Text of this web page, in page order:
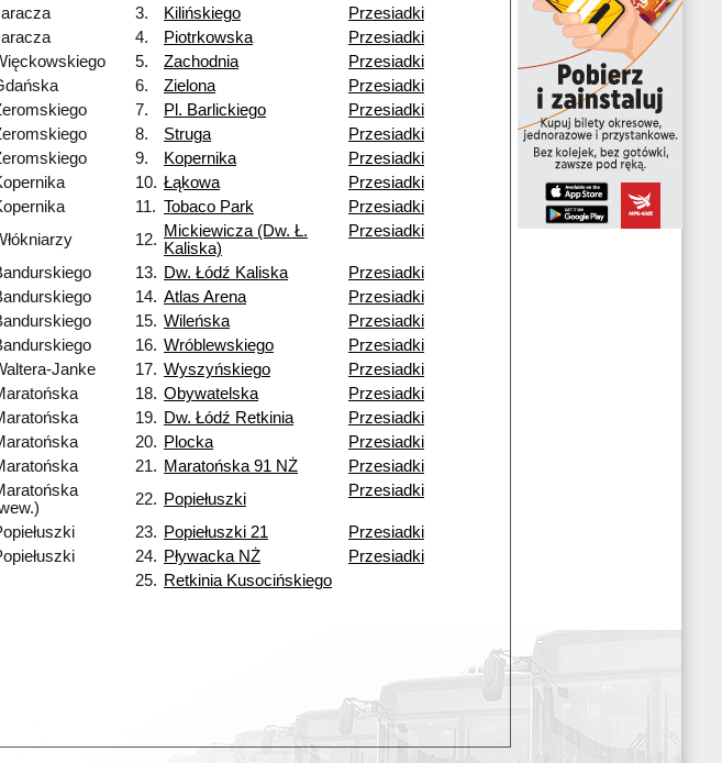
3. Kilińskiego
Przesiadki
4. Piotrkowska
Przesiadki
5. Zachodnia
Przesiadki
6. Zielona
Przesiadki
7. Pl. Barlickiego
Przesiadki
8. Struga
Przesiadki
9. Kopernika
Przesiadki
10. Łąkowa
Przesiadki
11. Tobaco Park
Przesiadki
12. Mickiewicza (Dw. Ł.
Kaliska)
Przesiadki
13. Dw. Łódź Kaliska
Przesiadki
14. Atlas Arena
Przesiadki
15. Wileńska
Przesiadki
16. Wróblewskiego
Przesiadki
Janke
17. Wyszyńskiego
Przesiadki
18. Obywatelska
Przesiadki
19. Dw. Łódź Retkinia
Przesiadki
20. Plocka
Przesiadki
21. Maratońska 91 NŻ
Przesiadki
22. Popiełuszki Przesiadki
23. Popiełuszki 21
Przesiadki
24. Pływacka NŻ
Przesiadki
25. Retkinia Kusocińskiego